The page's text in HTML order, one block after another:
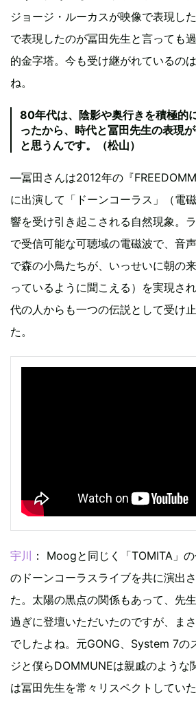
ジョージ・ルーカスが映像で表現し
で表現したのが冨田先生と言っても
的金字塔。今も受け継がれているの
ね。
80年代は、陰影や奥行きを積極的
ったから、時代と冨田先生の表現
と思うんです。（松山）
―冨田さんは2012年の『
に出演して「ドーンコーラス」（電
響を受け引き起こされる自然現象。
で受信可能な可聴域の電磁波で、音
で森の小鳥たちが、いっせいに朝の
っているように聞こえる）を実現さ
代の人からも一つの伝説として受け
た。
宇川
： Moogと同じく「TOMITA」
のドーンコーラスライブを共に演出
た。太陽の黒点の関係もあって、先
過ぎに登壇いただいたのですが、ま
でしたよね。元GONG、System 7の
ジと僕らDOMMUNEは親戚のような
は冨田先生を常々リスペクトしてい